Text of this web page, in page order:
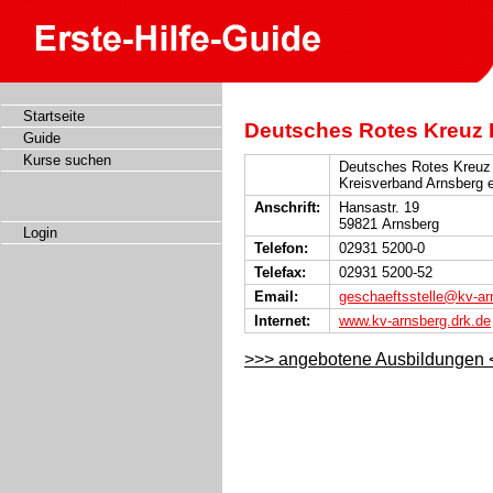
Startseite
Guide
Kurse suchen
Login
Deutsches Rotes Kreuz
Deutsches Rotes Kreuz
Kreisverband Arnsberg
Anschrift:
Hansastr. 19
59821 Arnsberg
Telefon:
02931 5200-0
Telefax:
02931 5200-52
Email:
geschaeftsstelle@kv-
Internet:
www.kv-arnsberg.drk.de
>>> angebotene Ausbildungen